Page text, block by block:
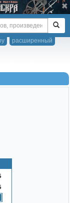
расширенный